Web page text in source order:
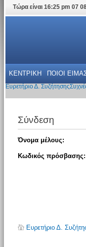
Τώρα είναι 16:25 pm 07
ΚΕΝΤΡΙΚΗ ΠΟΙΟΙ
Ευρετήριο Δ. Συζήτησης
Σύνδεση
Όνομα μέλους:
Κωδικός πρόσβασης:
Ευρετήριο Δ.